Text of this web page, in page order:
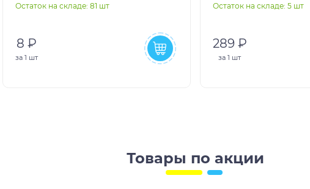
Остаток на складе: 81 шт
8 ₽
за1 шт
ТМ (H
Остаток на складе: 5 шт
289 ₽
за 1 шт
Товары по акции